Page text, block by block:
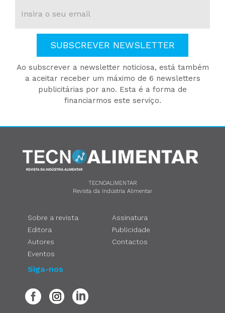
SUBSCREVER NEWSLETTER
Ao subscrever a newsletter noticiosa, está também
a aceitar receber um máximo de 6 newsletters
publicitárias por ano. Esta é a forma de
financiarmos este serviço.
TECNOALIMENTAR
Revista da Indústria Alimentar
Sobre a revista
Editora
Autores
Eventos
Assinatura
Publicidade
Contactos
Siga-nos